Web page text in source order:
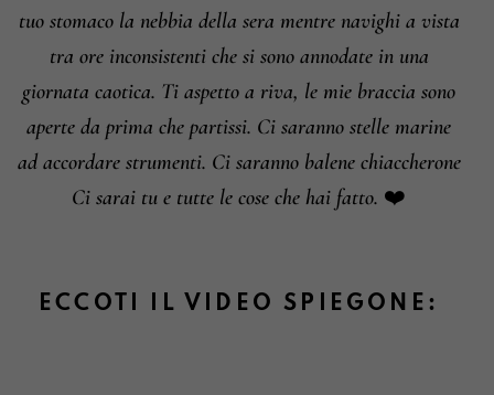
tuo stomaco la nebbia della sera mentre navighi a vista
tra ore inconsistenti che si sono annodate in una
giornata caotica. Ti aspetto a riva, le mie braccia sono
aperte da prima che partissi. Ci saranno stelle marine
ad accordare strumenti. Ci saranno balene chiaccherone
Ci sarai tu e tutte le cose che hai fatto. ❤️
ECCOTI IL VIDEO SPIEGONE: